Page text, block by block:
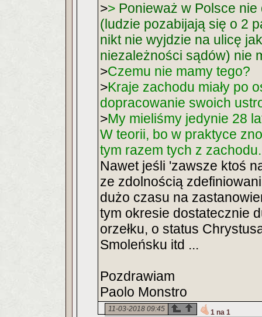
>> Ponieważ w Polsce
(ludzie pozabijają się o 2
nikt nie wyjdzie na ulicę
niezależności sądów) nie
>Czemu nie mamy tego?
>Kraje zachodu miały po
dopracowanie swoich
>My mieliśmy jedynie 28
W teorii, bo w praktyce
tym razem tych z
Nawet jeśli 'zawsze ktoś
ze zdolnością
dużo czasu na
tym okresie dostatecznie
orzełku, o status
Smoleńsku itd ...
Pozdrawiam
Paolo Monstro
11-03-2018 09:45 1 na 1